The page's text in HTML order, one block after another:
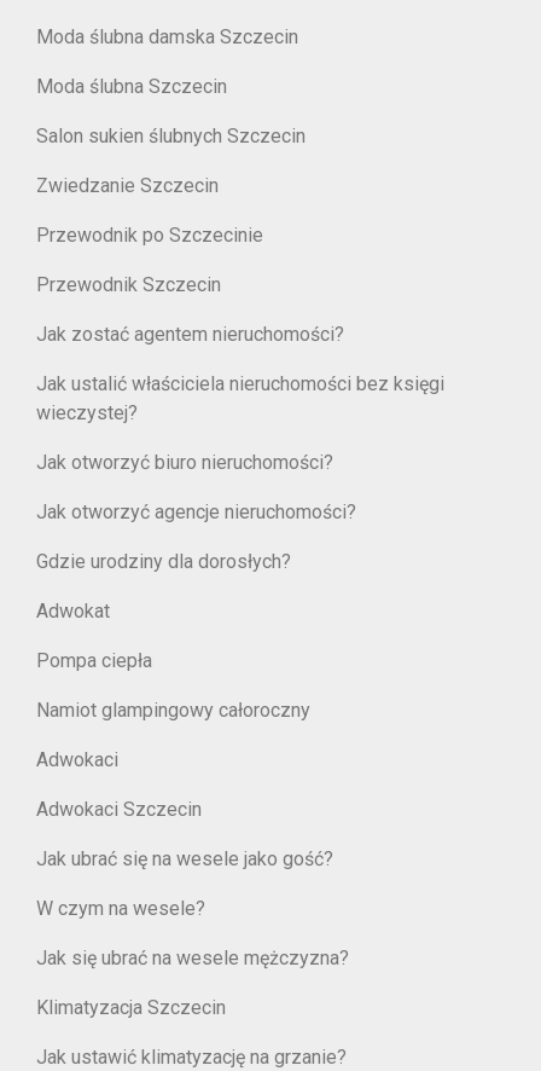
Moda ślubna damska Szczecin
Moda ślubna Szczecin
Salon sukien ślubnych Szczecin
Zwiedzanie Szczecin
Przewodnik po Szczecinie
Przewodnik Szczecin
Jak zostać agentem nieruchomości?
Jak ustalić właściciela nieruchomości bez księgi
wieczystej?
Jak otworzyć biuro nieruchomości?
Jak otworzyć agencje nieruchomości?
Gdzie urodziny dla dorosłych?
Adwokat
Pompa ciepła
Namiot glampingowy całoroczny
Adwokaci
Adwokaci Szczecin
Jak ubrać się na wesele jako gość?
W czym na wesele?
Jak się ubrać na wesele mężczyzna?
Klimatyzacja Szczecin
Jak ustawić klimatyzację na grzanie?